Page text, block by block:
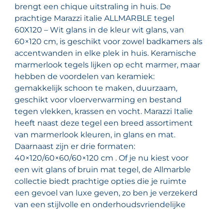
brengt een chique uitstraling in huis. De
prachtige Marazzi italie ALLMARBLE tegel
60X120 – Wit glans in de kleur wit glans, van
60×120 cm, is geschikt voor zowel badkamers als
accentwanden in elke plek in huis. Keramische
marmerlook tegels lijken op echt marmer, maar
hebben de voordelen van keramiek:
gemakkelijk schoon te maken, duurzaam,
geschikt voor vloerverwarming en bestand
tegen vlekken, krassen en vocht. Marazzi Italie
heeft naast deze tegel een breed assortiment
van marmerlook kleuren, in glans en mat.
Daarnaast zijn er drie formaten:
40×120/60×60/60×120 cm . Of je nu kiest voor
een wit glans of bruin mat tegel, de Allmarble
collectie biedt prachtige opties die je ruimte
een gevoel van luxe geven, zo ben je verzekerd
van een stijlvolle en onderhoudsvriendelijke